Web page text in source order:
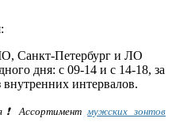
Санкт-Петербург и ЛО
дня: с 09-14 и с 14-18, за
интервалов.
Ассортимент мужских зонтов